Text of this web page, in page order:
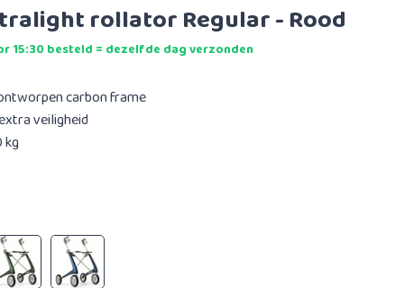
rollator Regular - Rood
15:30 besteld = dezelfde dag verzonden
carbon frame
veiligheid
kg